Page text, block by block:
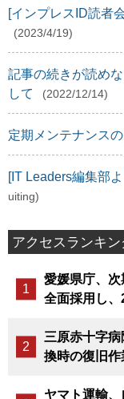
[インプレスID読者
(2023/4/19)
記事の続きが読め
して
(2022/12/14)
定期メンテナンス
[IT Leaders編集部
uiting)
アクセスランキン
愛媛県庁、
全面採用し
三原赤十字
換時の復旧
ヤマト運輸